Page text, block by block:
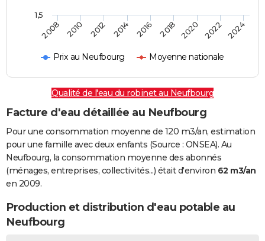
Prix au Neufbourg Moyenne nationale
2008 2010 2012 2014 2016 2018 2020 2022 2024
1,5
Qualité de l'eau du robinet au Neufbourg
Facture d'eau détaillée au Neufbourg
Pour une consommation moyenne de 120 m3/an, estimation
pour une famille avec deux enfants (Source : ONSEA). Au
Neufbourg, la consommation moyenne des abonnés
(ménages, entreprises, collectivités...) était d'environ 62 m3/an
en 2009.
Production et distribution d'eau potable au
Neufbourg